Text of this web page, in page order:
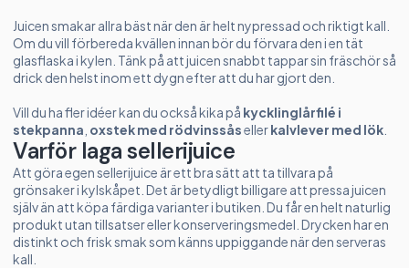
Varför laga sellerijuice
Att göra egen sellerijuice är ett bra sätt att ta tillvara på
grönsaker i kylskåpet. Det är betydligt billigare att pressa juicen
själv än att köpa färdiga varianter i butiken. Du får en helt naturlig
produkt utan tillsatser eller konserveringsmedel. Drycken har en
distinkt och frisk smak som känns uppiggande när den serveras
kall.
Juicen smakar allra bäst när den är helt nypressad och riktigt kall.
Om du vill förbereda kvällen innan bör du förvara den i en tät
glasflaska i kylen. Tänk på att juicen snabbt tappar sin fräschör så
drick den helst inom ett dygn efter att du har gjort den.
Vill du ha fler idéer kan du också kika på kycklinglårfilé i
stekpanna oxstek med rödvinssåsellerkalvlever med lök